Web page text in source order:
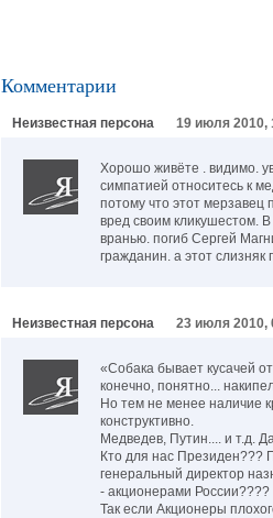
Комментарии
Неизвестная персона 19 июля 2010,
Хорошо живёте . видимо.
симпатией относитесь к
потому что этот мерзавец
вред своим кликушестом. В
вранью. погиб Сергей
гражданин. а этот
Неизвестная персона 23 июля 2010,
«Собака бывает кусачей
конечно, понятно...
Но тем не менее наличие
конструктивно.
Медведев, Путин.... и т.д.
Кто для нас Президен???
генеральный директор
- акционерами России????
Так если Акционеры